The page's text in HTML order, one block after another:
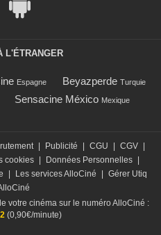
L'ÉTRANGER
Espagne Beyazperde Turquie
Sensacine México Mexique
Publicité CGU CGV
cookies Données Personnelles
Les services AlloCiné
Gérer Utiq
votre cinéma sur le numéro AlloCiné :
(0,90€/minute)